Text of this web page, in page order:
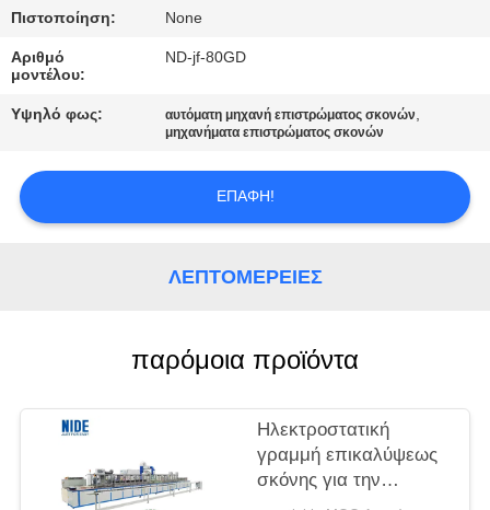
ΕΙΔΉΣΕΙΣ
ΖΗΤΉΣΤΕ
ΑΠΌΣΠΑΣΜΑ
Πιστοποίηση: None
Αριθμό
μοντέλου:
ND-jf-80GD
Υψηλό φως: αυτόματη μηχανή επιστρώματος σκονών,
μηχανήματα επιστρώματος σκονών
ΕΠΑΦΉ!
ΛΕΠΤΟΜΈΡΕΙΕΣ
παρόμοια προϊόντα
Ηλεκτροστατική
γραμμή επικαλύψεως
σκόνης για την
αυτοματοποίηση του